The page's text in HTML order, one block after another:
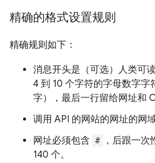
精确的格式设置规则
精确规则如下：
消息开头是（可选）人类可
4 到 10 个字符的字母数字字
字），最后一行留给网址和
调用 API 的网站的网址的网
网址必须包含 #
，后跟一
140 个。